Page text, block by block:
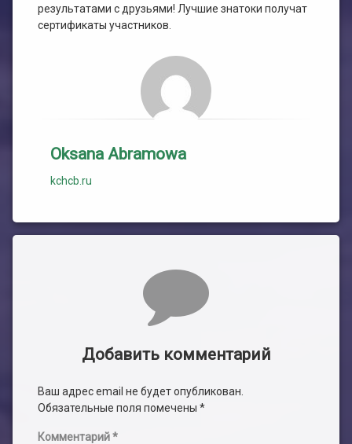
результатами с друзьями! Лучшие знатоки получат
сертификаты участников.
Oksana Abramowa
kchcb.ru
Добавить комментарий
Ваш адрес email не будет опубликован.
Обязательные поля помечены *
Комментарий*